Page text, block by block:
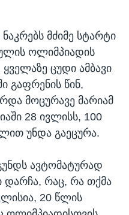
მძიმე სტარტი
ოლიმპიადის
ცუდი ამბავი
გაფრენის წინ,
მოცურავე მარიამ
28 ივლისს, 100
უნდა გაეცურა.
ავტომატურად
რაც, რა თქმა
20 წლის